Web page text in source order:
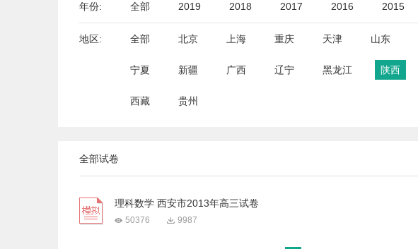
年份: 全部 2019 2018 2017 2016 2015
地区: 全部 北京 上海 重庆 天津 山东
宁夏 新疆 广西 辽宁 黑龙江 陕西
西藏 贵州
全部试卷
理科数学 西安市2013年高三试卷
50376 9987